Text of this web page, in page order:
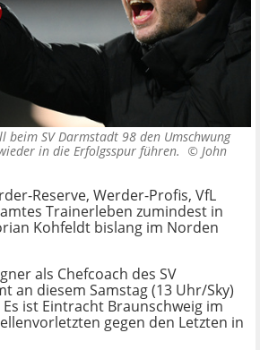
beim SV Darmstadt 98 den Umschwung
in die Erfolgsspur führen. © John
Reserve, Werder-Profis, VfL
Trainerleben zumindest in
Kohfeldt bislang im Norden
als Chefcoach des SV
an diesem Samstag (13 Uhr/Sky)
ist Eintracht Braunschweig im
gegen den Letzten in